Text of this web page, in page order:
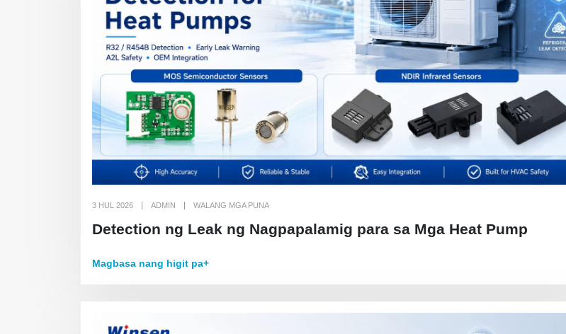
3 HUL 2026 ADMIN WALANG MGA PUNA
Detection ng Leak ng Nagpapalamig para sa Mga Heat Pump
Magbasa nang higit pa+